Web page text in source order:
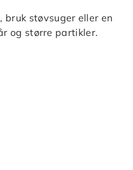
bruk støvsuger eller en
og større partikler.